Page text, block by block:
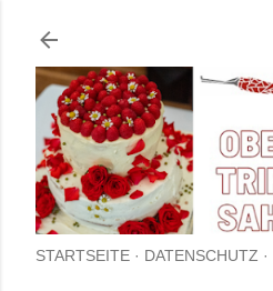
STARTSEITE DATENSCHUTZ